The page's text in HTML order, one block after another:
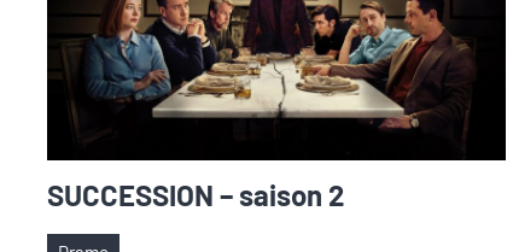
SUCCESSION – saison 2